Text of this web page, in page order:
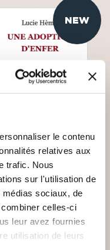
le contenu
relatives aux
trafic. Nous
sur l'utilisation de
sociaux, de
celles-ci
leur avez fournies
utilisation de leurs
NEW
(0 avis)
UNE ADOPTION
D'ENFER